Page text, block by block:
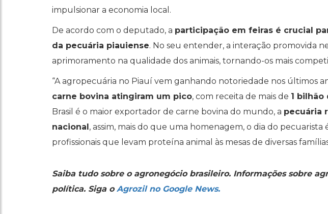
impulsionar a economia local.
De acordo com o deputado, a participação em feiras é crucial
da pecuária piauiense. No seu entender, a interação promovida
aprimoramento na qualidade dos animais, tornando-os mais
“A agropecuária no Piauí vem ganhando notoriedade nos últimos
carne bovina atingiram um pico, com receita de mais de 1 bilhão
Brasil é o maior exportador de carne bovina do mundo, a pecuária
nacional, assim, mais do que uma homenagem, o dia do
profissionais que levam proteína animal às mesas de diversas
Saiba tudo sobre o agronegócio brasileiro. Informações sobre
política. Siga oAgrozil no Google News.